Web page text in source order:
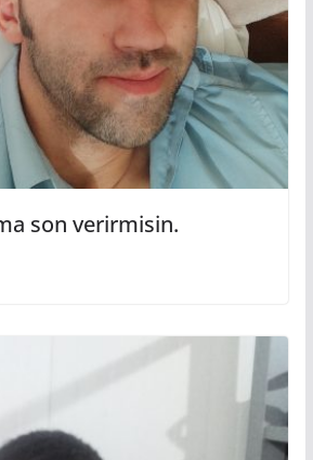
son verirmisin.